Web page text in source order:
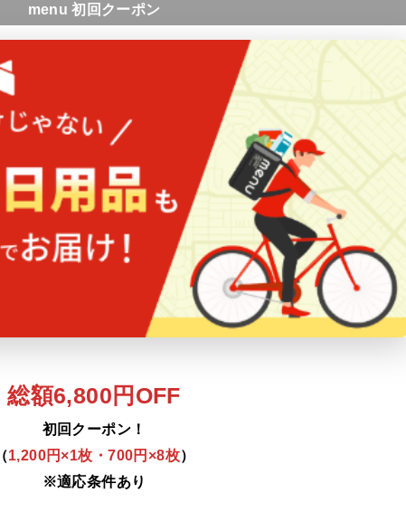
menu 初回クーポン
総額6,800円OFF
初回クーポン！
（1,200円×1枚・700円×8枚）
※適応条件あり